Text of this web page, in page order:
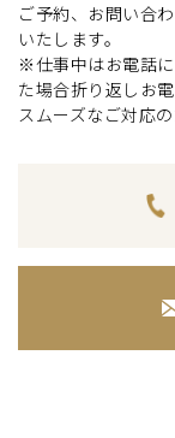
ご予約、お問い合
いたします。
※仕事中はお電話
た場合折り返しお電
スムーズなご対応